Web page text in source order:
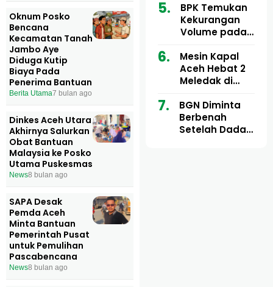
Oknum Posko
Bencana
Kecamatan Tanah
Jambo Aye
Diduga Kutip
Biaya Pada
Penerima Bantuan
Berita Utama7 bulan ago
Dinkes Aceh Utara
Akhirnya Salurkan
Obat Bantuan
Malaysia ke Posko
Utama Puskesmas
News8 bulan ago
SAPA Desak
Pemda Aceh
Minta Bantuan
Pemerintah Pusat
untuk Pemulihan
Pascabencana
News8 bulan ago
Miliar Tuai
Sorotan, Publik
Pertanyakan
Anggaran
BPK Temukan
Kekurangan
Volume pada
Aceh Utara
Tahun 2024,
Pengembalian
Sepenuhnya
Tuntas
Mesin Kapal
Aceh Hebat 2
Meledak di
Ulee Lheue, 14
Orang Derita
Luka Bakar
BGN Diminta
Berbenah
Setelah Dadan